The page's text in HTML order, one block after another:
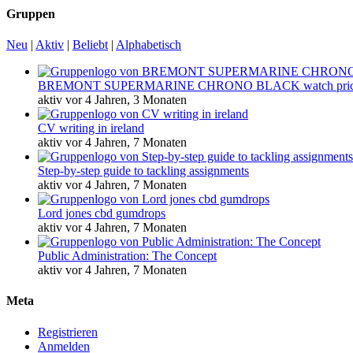
Gruppen
Neu | Aktiv | Beliebt | Alphabetisch
BREMONT SUPERMARINE CHRONO BLACK watch
aktiv vor 4 Jahren, 3 Monaten
CV writing in ireland
aktiv vor 4 Jahren, 7 Monaten
Step-by-step guide to tackling assignments
aktiv vor 4 Jahren, 7 Monaten
Lord jones cbd gumdrops
aktiv vor 4 Jahren, 7 Monaten
Public Administration: The Concept
aktiv vor 4 Jahren, 7 Monaten
Meta
Registrieren
Anmelden